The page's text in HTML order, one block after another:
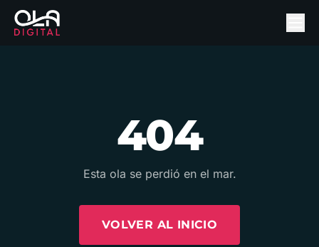
404
Esta ola se perdió en el mar.
VOLVER AL INICIO